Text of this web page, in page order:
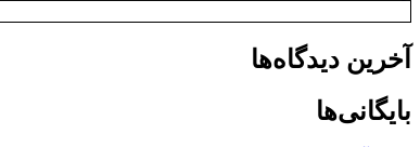
آخرین دیدگاه‌ها
بایگانی‌ها